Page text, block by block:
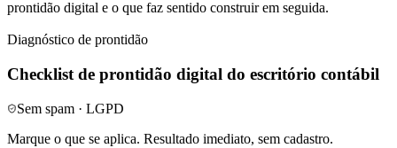
prontidão digital e o que faz sentido construir em seguida.
Diagnóstico de prontidão
Checklist de prontidão digital do escritório contábil
Sem spam · LGPD
Marque o que se aplica. Resultado imediato, sem cadastro.